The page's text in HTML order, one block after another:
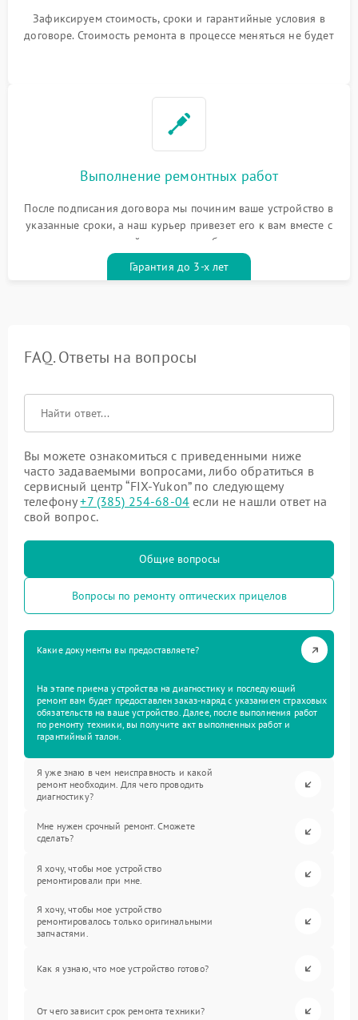
Зафиксируем стоимость, сроки и гарантийные условия в
договоре. Стоимость ремонта в процессе меняться не будет
Выполнение ремонтных работ
После подписания договора мы починим ваше устройство в
указанные сроки, а наш курьер привезет его к вам вместе с
гарантийным талоном бесплатно
Гарантия до 3-х лет
FAQ. Ответы на вопросы
Вы можете ознакомиться с приведенными ниже
часто задаваемыми вопросами, либо обратиться в
сервисный центр “FIX-Yukon” по следующему
телефону+7 (385) 254-68-04 если не нашли ответ на
свой вопрос.
Общие вопросы
Вопросы по ремонту оптических прицелов
Какие документы вы предоставляете?
На этапе приема устройства на диагностику и последующий
ремонт вам будет предоставлен заказ-наряд с указанием страховых
обязательств на ваше устройство. Далее, после выполнения работ
по ремонту техники, вы получите акт выполненных работ и
гарантийный талон.
Я уже знаю в чем неисправность и какой
ремонт необходим. Для чего проводить
диагностику?
Мне нужен срочный ремонт. Сможете
сделать?
Я хочу, чтобы мое устройство
ремонтировали при мне.
Я хочу, чтобы мое устройство
ремонтировалось только оригинальными
запчастями.
Как я узнаю, что мое устройство готово?
От чего зависит срок ремонта техники?